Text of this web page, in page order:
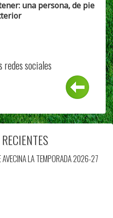
sociales
AVECINA LA TEMPORADA 2026-27